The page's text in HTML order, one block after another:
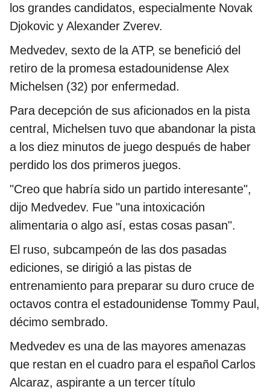
los grandes candidatos, especialmente Novak
Djokovic y Alexander Zverev.
Medvedev, sexto de la ATP, se benefició del
retiro de la promesa estadounidense Alex
Michelsen (32) por enfermedad.
Para decepción de sus aficionados en la pista
central, Michelsen tuvo que abandonar la pista
a los diez minutos de juego después de haber
perdido los dos primeros juegos.
"Creo que habría sido un partido interesante",
dijo Medvedev. Fue "una intoxicación
alimentaria o algo así, estas cosas pasan".
El ruso, subcampeón de las dos pasadas
ediciones, se dirigió a las pistas de
entrenamiento para preparar su duro cruce de
octavos contra el estadounidense Tommy Paul,
décimo sembrado.
Medvedev es una de las mayores amenazas
que restan en el cuadro para el español Carlos
Alcaraz, aspirante a un tercer título